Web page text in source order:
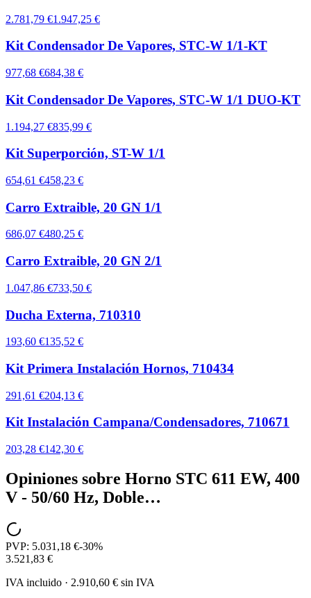
2.781,79 €1.947,25 €
Kit Condensador De Vapores, STC-W 1/1-KT
977,68 €684,38 €
Kit Condensador De Vapores, STC-W 1/1 DUO-KT
1.194,27 €835,99 €
Kit Superporción, ST-W 1/1
654,61 €458,23 €
Carro Extraible, 20 GN 1/1
686,07 €480,25 €
Carro Extraible, 20 GN 2/1
1.047,86 €733,50 €
Ducha Externa, 710310
193,60 €135,52 €
Kit Primera Instalación Hornos, 710434
291,61 €204,13 €
Kit Instalación Campana/Condensadores, 710671
203,28 €142,30 €
Opiniones sobre Horno STC 611 EW, 400
V - 50/60 Hz, Doble…
PVP: 5.031,18 €-30%
3.521,83 €
IVA incluido · 2.910,60 € sin IVA